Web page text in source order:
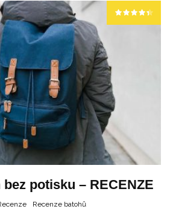
potisku – RECENZE
Recenze batohů